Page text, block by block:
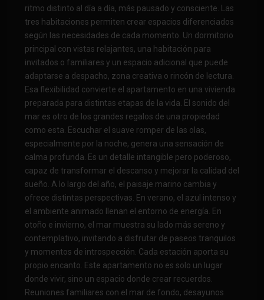
ritmo distinto al día a día, más pausado y consciente. Las
tres habitaciones permiten crear espacios diferenciados
según las necesidades de cada momento. Un dormitorio
principal con vistas relajantes, una habitación para
invitados o familiares y un espacio adicional que puede
adaptarse a despacho, zona creativa o rincón de lectura.
Esa flexibilidad convierte el apartamento en una vivienda
preparada para distintas etapas de la vida. El sonido del
mar es otro de los grandes regalos de una propiedad
como esta. Escuchar el suave romper de las olas,
especialmente por la noche, genera una sensación de
calma profunda. Es un detalle intangible pero poderoso,
capaz de transformar el descanso y mejorar la calidad del
sueño. A lo largo del año, el paisaje marino cambia y
ofrece distintas perspectivas. En verano, el azul intenso y
el ambiente animado llenan el entorno de energía. En
otoño e invierno, el mar muestra su lado más sereno y
contemplativo, invitando a disfrutar de paseos tranquilos
y momentos de introspección. Cada estación aporta su
propio encanto. Este apartamento no es solo un lugar
donde vivir, sino un espacio donde crear recuerdos.
Reuniones familiares con el mar de fondo, desayunos